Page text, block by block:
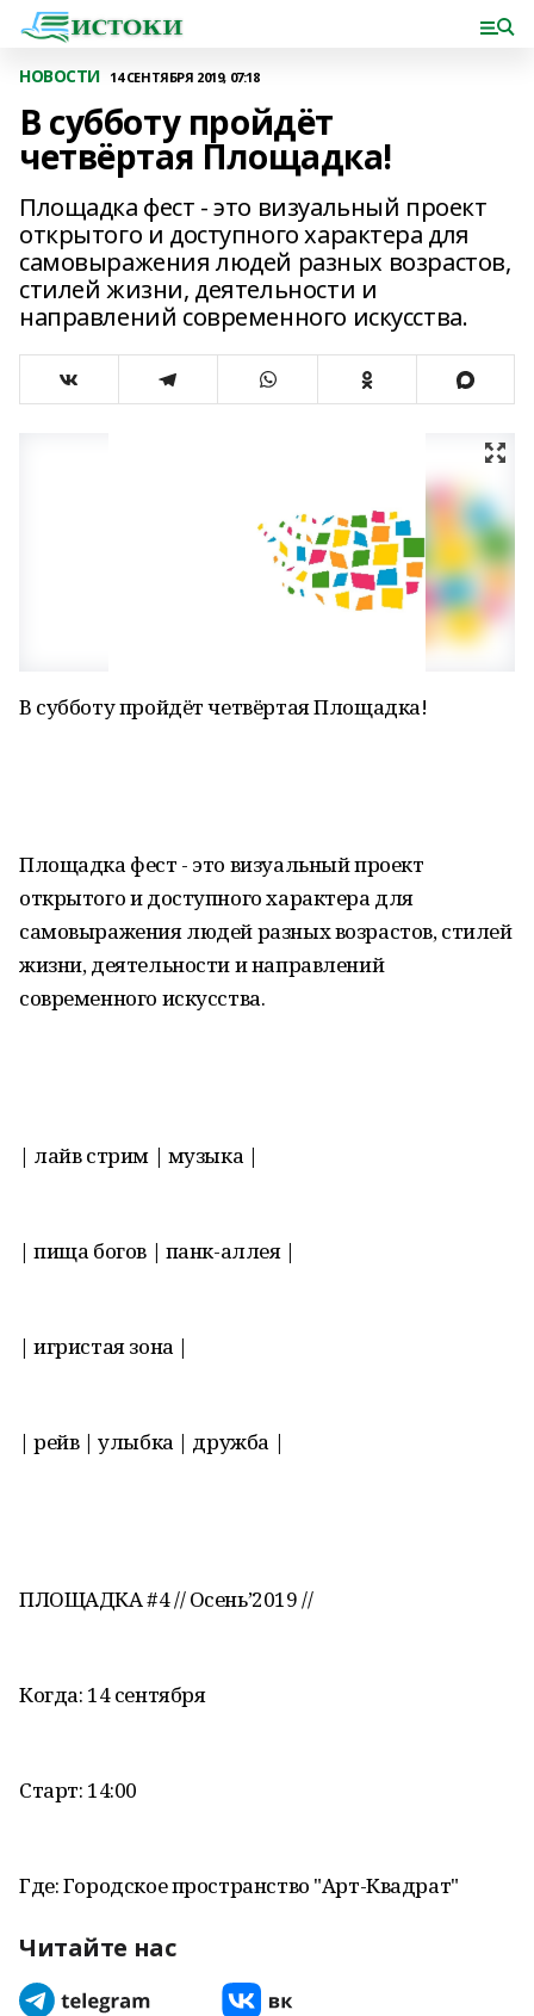
НОВОСТИ 14 СЕНТЯБРЯ 2019, 07:18
В субботу пройдёт
четвёртая Площадка!
Площадка фест - это визуальный проект
открытого и доступного характера для
самовыражения людей разных возрастов,
стилей жизни, деятельности и
направлений современного искусства.
В субботу пройдёт четвёртая Площадка!
Площадка фест - это визуальный проект
открытого и доступного характера для
самовыражения людей разных возрастов, стилей
жизни, деятельности и направлений
современного искусства.
| лайв стрим | музыка |
| пища богов | панк-аллея |
| игристая зона |
| рейв | улыбка | дружба |
ПЛОЩАДКА #4 // Осень’2019 //
Когда: 14 сентября
Старт: 14:00
Где: Городское пространство "Арт-Квадрат"
Читайте нас